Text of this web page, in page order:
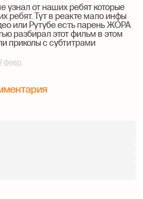
узнал от наших ребят которые
ребят. Тут в реакте мало инфы
или Рутубе есть парень ЖОРА
разбирал этот фильм в этом
приколы с субтитрами
февр.